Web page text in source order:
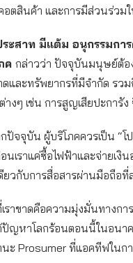
อตสินค้า และการมีส่วนร่วม
ระสาท มีแต้ม อนุกรรมกา
ค กล่าวว่า ปัจจุบันมนุษย์ต้อ
ดและทรัพยากรที่มีจำกัด รว
งๆ เช่น การสูญเสียปะการั
ปัจจุบัน ผู้บริโภคควรเป็น “
นเราแค่ซื้อไฟฟ้าและจ่ายเงิ
ดียวกับการสื่อสารผ่านมือถือ
ราขาดคือความมุ่งมั่นทางก
ญหาโลกร้อนตอนนี้ในอนาค
นะ Prosumer ที่แอคทีฟในก